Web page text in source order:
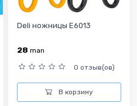
Deli ножницы E6013
28 man
0 отзыв(ов)
В корзину